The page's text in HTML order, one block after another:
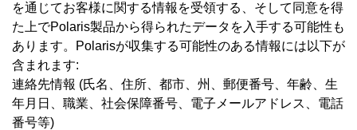
を通じてお客様に関する情報を受領する、そして同意を得
た上でPolaris製品から得られたデータを入手する可能性も
あります。Polarisが収集する可能性のある情報には以下が
含まれます:
連絡先情報 (氏名、住所、都市、州、郵便番号、年齢、生
年月日、職業、社会保障番号、電子メールアドレス、電話
番号等)